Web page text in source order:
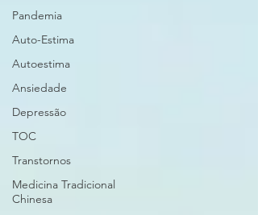
Pandemia
Auto-Estima
Autoestima
Ansiedade
Depressão
TOC
Transtornos
Medicina Tradicional
Chinesa